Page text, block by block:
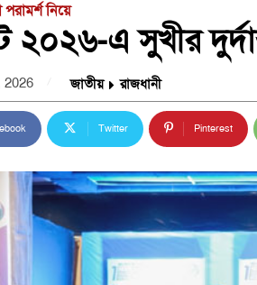
নিয়ে
২০২৬-এ সুখীর
2026 জাতীয় রাজধানী
Twitter Pinterest